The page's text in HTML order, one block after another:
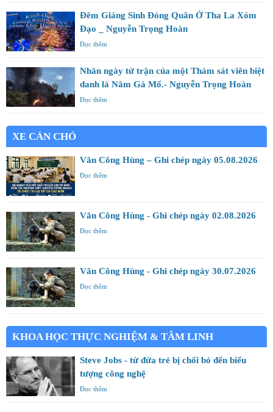
Đêm Giáng Sinh Đóng Quân Ở Tha La Xóm
Đạo _ Nguyễn Trọng Hoàn
Đọc thêm
Nhân ngày tử trận của một Thám sát viên biệt
danh là Năm Gà Mổ.- Nguyễn Trọng Hoàn
Đọc thêm
XE CÁN CHÓ
Văn Công Hùng – Ghi chép ngày 05.08.2026
Đọc thêm
Văn Công Hùng - Ghi chép ngày 02.08.2026
Đọc thêm
Văn Công Hùng - Ghi chép ngày 30.07.2026
Đọc thêm
KHOA HỌC THỰC NGHIỆM & TÂM LINH
Steve Jobs - từ đứa trẻ bị chối bỏ đến biểu
tượng công nghệ
Đọc thêm